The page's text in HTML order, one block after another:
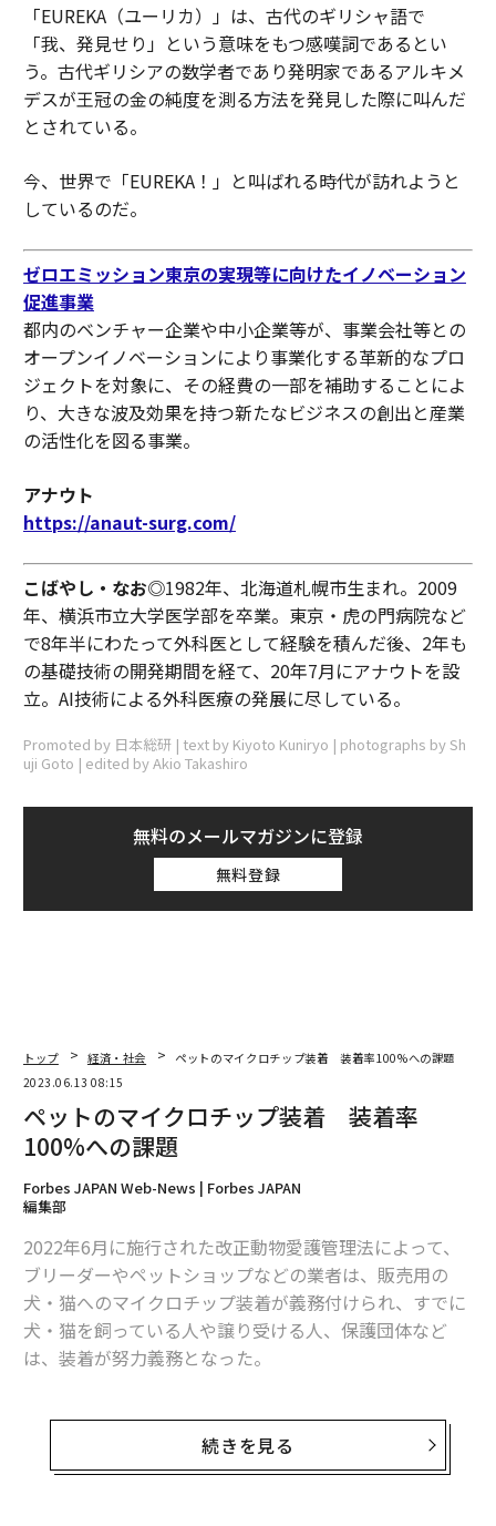
「EUREKA（ユーリカ）」は、古代のギリシャ語で
「我、発見せり」という意味をもつ感嘆詞であるとい
う。古代ギリシアの数学者であり発明家であるアルキメ
デスが王冠の金の純度を測る方法を発見した際に叫んだ
とされている。
今、世界で「EUREKA！」と叫ばれる時代が訪れようと
しているのだ。
ゼロエミッション東京の実現等に向けたイノベーション
促進事業
都内のベンチャー企業や中小企業等が、事業会社等との
オープンイノベーションにより事業化する革新的なプロ
ジェクトを対象に、その経費の一部を補助することによ
り、大きな波及効果を持つ新たなビジネスの創出と産業
の活性化を図る事業。
アナウト
https://anaut-surg.com/
こばやし・なお◎1982年、北海道札幌市生まれ。2009
年、横浜市立大学医学部を卒業。東京・虎の門病院など
で8年半にわたって外科医として経験を積んだ後、2年も
の基礎技術の開発期間を経て、20年7月にアナウトを設
立。AI技術による外科医療の発展に尽している。
Promoted by 日本総研 | text by Kiyoto Kuniryo | photographs by Sh
uji Goto | edited by Akio Takashiro
無料のメールマガジンに登録
無料登録
トップ 経済・社会
ペットのマイクロチップ装着 装着率100%への課題
2023.06.13 08:15
ペットのマイクロチップ装着 装着率
100%への課題
Forbes JAPAN Web-News | Forbes JAPAN
編集部
2022年6月に施行された改正動物愛護管理法によって、
ブリーダーやペットショップなどの業者は、販売用の
犬・猫へのマイクロチップ装着が義務付けられ、すでに
犬・猫を飼っている人や譲り受ける人、保護団体など
は、装着が努力義務となった。
装着をどのように捉えているのだろうか。ペット保険を
提供するペットメディカルサポートは4月26日〜5月2
続きを見る